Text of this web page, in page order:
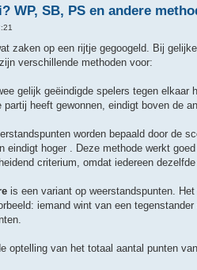
WP, SB, PS en andere
zaken op een rijtje gegoogeld. Bij
verschillende methoden voor:
gelijk geëindigde spelers tegen elkaar
heeft gewonnen, eindigt boven de
worden bepaald door de
eindigt hoger . Deze methode werkt
criterium, omdat iedereen
is een variant op weerstandspunten.
iemand wint van een
optelling van het totaal aantal punten